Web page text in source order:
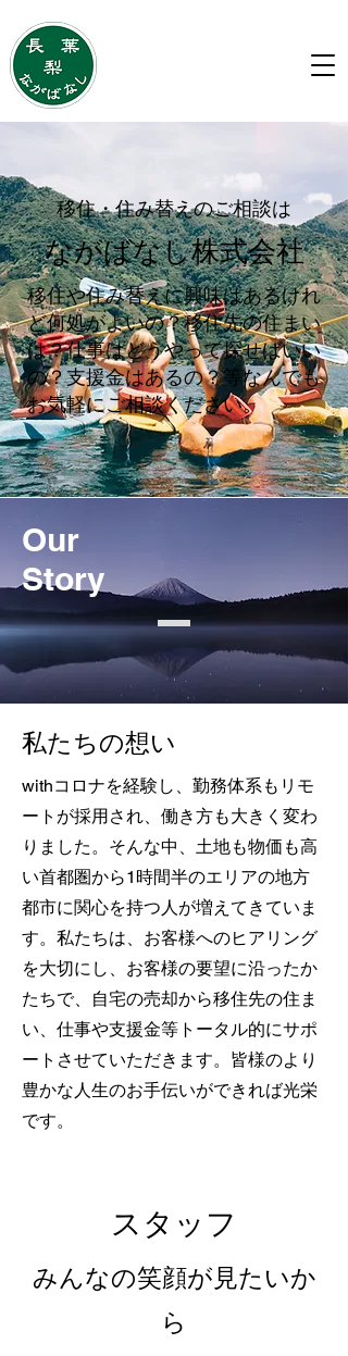
移住・住み替えのご相談は
ながばなし株式会社
移住や住み替えに興味はあるけれ
ど何処がよいの？移住先の住まい
は？仕事はどうやって探せばいい
の？支援金はあるの？等なんでも
お気軽にご相談ください。
Our
Story
私たちの想い
withコロナを経験し、勤務体系もリモ
ートが採用され、働き方も大きく変わ
りました。そんな中、土地も物価も高
い首都圏から1時間半のエリアの地方
都市に関心を持つ人が増えてきていま
す。私たちは、お客様へのヒアリング
を大切にし、お客様の要望に沿ったか
たちで、自宅の売却から移住先の住ま
い、仕事や支援金等トータル的にサポ
ートさせていただきます。皆様のより
豊かな人生のお手伝いができれば光栄
です。
スタッフ
​みんなの笑顔が見たいか
ら